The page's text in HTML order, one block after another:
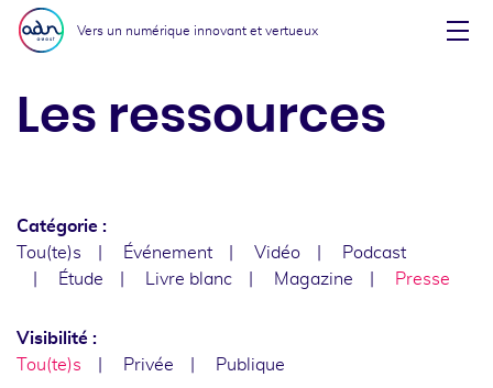
Aller au menu
Aller au contenu
Vers un numérique innovant et vertueux
Les ressources
Catégorie :
Tou(te)s
Événement Vidéo
Podcast
Étude
Livre blanc Magazine Presse
Visibilité :
Tou(te)s
Privée Publique